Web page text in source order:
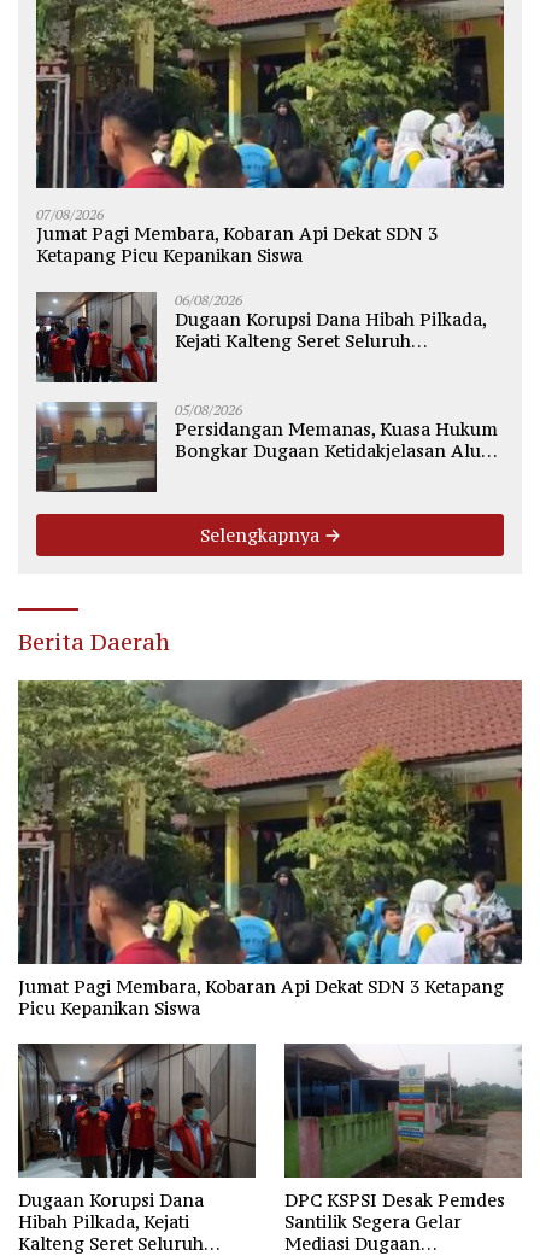
07/08/2026
Jumat Pagi Membara, Kobaran Api Dekat SDN 3
Ketapang Picu Kepanikan Siswa
06/08/2026
Dugaan Korupsi Dana Hibah Pilkada,
Kejati Kalteng Seret Seluruh
05/08/2026
Persidangan Memanas, Kuasa Hukum
Bongkar Dugaan Ketidakjelasan Alur
Selengkapnya
Berita Daerah
Jumat Pagi Membara, Kobaran Api Dekat SDN 3 Ketapang
Picu Kepanikan Siswa
Dugaan Korupsi Dana
Hibah Pilkada, Kejati
Kalteng Seret Seluruh
DPC KSPSI Desak Pemdes
Santilik Segera Gelar
Mediasi Dugaan